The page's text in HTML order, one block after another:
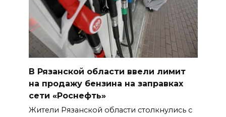
В Рязанской области ввели лимит
на продажу бензина на заправках
сети «Роснефть»
Жители Рязанской области столкнулись с